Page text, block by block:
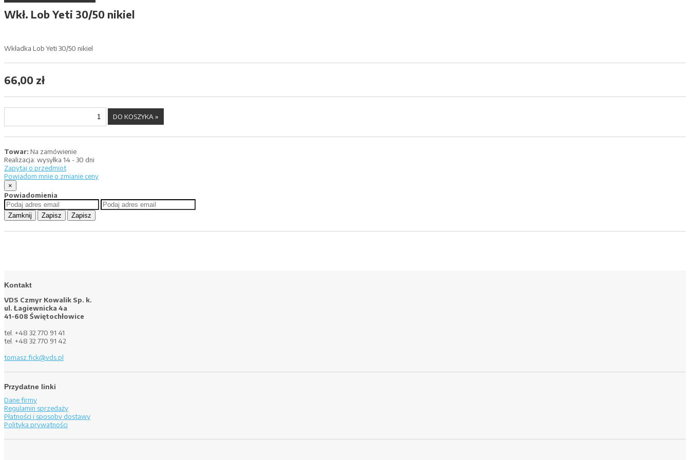
Wkł. Lob Yeti 30/50 nikiel
Wkładka Lob Yeti 30/50 nikiel
66,00 zł
Towar: Na zamówienie
Realizacja: wysyłka 14 - 30 dni
Zapytaj o przedmiot
Powiadom mnie o zmianie ceny
×
Powiadomienia
Zamknij Zapisz Zapisz
Kontakt
VDS Czmyr Kowalik Sp. k.
ul. Łagiewnicka 4a
41-608 Świętochłowice
tel. +48 32 770 91 41
tel. +48 32 770 91 42
tomasz.fick@vds.pl
Przydatne linki
Dane firmy
Regulamin sprzedaży
Płatności i sposoby dostawy
Polityka prywatności